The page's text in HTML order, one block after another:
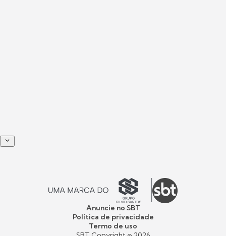
Anuncie no SBT
Política de privacidade
Termo de uso